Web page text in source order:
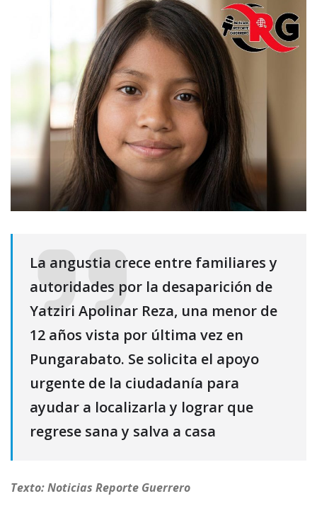
La angustia crece entre familiares y
autoridades por la desaparición de
Yatziri Apolinar Reza, una menor de
12 años vista por última vez en
Pungarabato. Se solicita el apoyo
urgente de la ciudadanía para
ayudar a localizarla y lograr que
regrese sana y salva a casa
Texto: Noticias Reporte Guerrero